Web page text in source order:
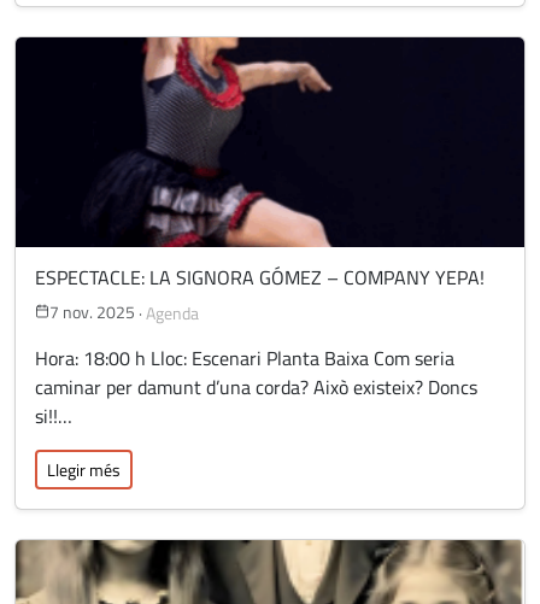
ESPECTACLE: LA SIGNORA GÓMEZ – COMPANY YEPA!
7 nov. 2025 · Agenda
Hora: 18:00 h Lloc: Escenari Planta Baixa Com seria
caminar per damunt d’una corda? Això existeix? Doncs
si!!…
Llegir més